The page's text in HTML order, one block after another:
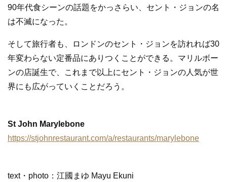
90年代食シーンの話題をかっさらい、セント・ジョンの名
は不滅になった。
そして旅行者も、ロンドンのセント・ジョンを訪れれば30
年変わらない定番品にありつくことができる。マリルボー
ンの店誕生で、これまで以上にセント・ジョンの人気が世
界にも広がっていくことだろう。
St John Marylebone
https://stjohnrestaurant.com/a/restaurants/marylebone
text・photo：江國まゆ Mayu Ekuni